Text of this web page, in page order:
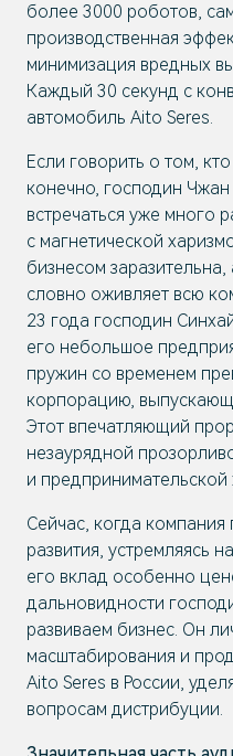
более 3000 роботов,
производственная
минимизация вредных
Каждый 30 секунд с
автомобиль Aito Seres.
Если говорить о том,
конечно, господин
встречаться уже много
с магнетической
бизнесом
словно оживляет всю
23 года господин
его небольшое
пружин со временем
корпорацию,
Этот впечатляющий
незаурядной
и предпринимательской
Сейчас, когда
развития, устремляясь
его вклад особенно
дальновидности
развиваем бизнес. Он
масштабирования и
Aito Seres в России,
вопросам дистрибуции.